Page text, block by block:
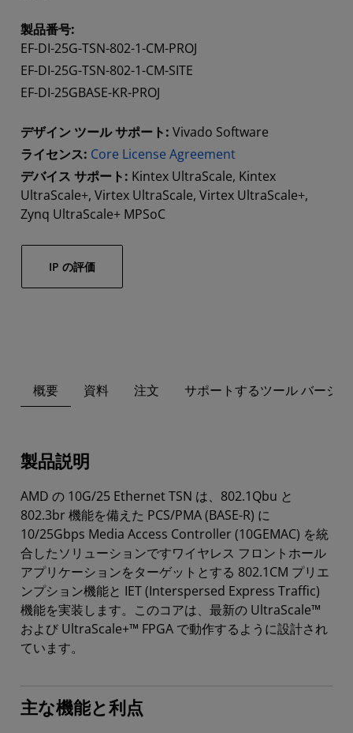
製品番号:
EF-DI-25G-TSN-802-1-CM-PROJ
EF-DI-25G-TSN-802-1-CM-SITE
EF-DI-25GBASE-KR-PROJ
デザイン ツール サポート: Vivado Software
ライセンス: Core License Agreement
デバイス サポート: Kintex UltraScale, Kintex
UltraScale+, Virtex UltraScale, Virtex UltraScale+,
Zynq UltraScale+ MPSoC
IP の評価
概要 資料 注文 サポートするツール バージ
製品説明
AMD の 10G/25 Ethernet TSN は、802.1Qbu と
802.3br 機能を備えた PCS/PMA (BASE-R) に
10/25Gbps Media Access Controller (10GEMAC) を統
合したソリューションですワイヤレス フロントホール
アプリケーションをターゲットとする 802.1CM プリエ
ンプション機能と IET (Interspersed Express Traffic)
機能を実装します。このコアは、最新の UltraScale™
および UltraScale+™ FPGA で動作するように設計され
ています。
主な機能と利点